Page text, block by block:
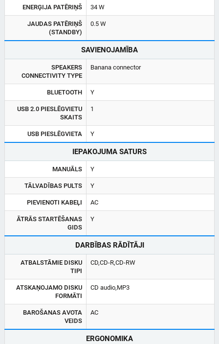
ENERĢIJA PATĒRIŅŠ 34 W
JAUDAS PATĒRIŅŠ
(STANDBY)
0.5 W
SAVIENOJAMĪBA
SPEAKERS
CONNECTIVITY TYPE
Banana connector
BLUETOOTH Y
USB 2.0 PIESLĒGVIETU
SKAITS
1
USB PIESLĒGVIETA Y
IEPAKOJUMA SATURS
MANUĀLS Y
TĀLVADĪBAS PULTS Y
PIEVIENOTI KABEĻI AC
ĀTRĀS STARTĒŠANAS
GIDS
Y
DARBĪBAS RĀDĪTĀJI
ATBALSTĀMIE DISKU
TIPI
CD,CD-R,CD-RW
ATSKAŅOJAMO DISKU
FORMĀTI
CD audio,MP3
BAROŠANAS AVOTA
VEIDS
AC
ERGONOMIKA